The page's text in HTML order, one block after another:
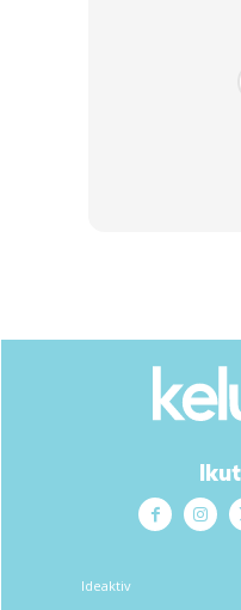
Anda mungkin
Ideaktiv